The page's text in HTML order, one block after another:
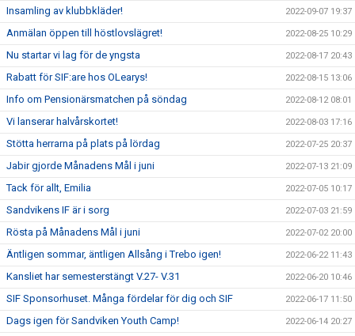
Insamling av klubbkläder! 2022-09-07 19:37
Anmälan öppen till höstlovslägret! 2022-08-25 10:29
Nu startar vi lag för de yngsta 2022-08-17 20:43
Rabatt för SIF:are hos OLearys! 2022-08-15 13:06
Info om Pensionärsmatchen på söndag 2022-08-12 08:01
Vi lanserar halvårskortet! 2022-08-03 17:16
Stötta herrarna på plats på lördag 2022-07-25 20:37
Jabir gjorde Månadens Mål i juni 2022-07-13 21:09
Tack för allt, Emilia 2022-07-05 10:17
Sandvikens IF är i sorg 2022-07-03 21:59
Rösta på Månadens Mål i juni 2022-07-02 20:00
Äntligen sommar, äntligen Allsång i Trebo igen! 2022-06-22 11:43
Kansliet har semesterstängt V.27- V.31 2022-06-20 10:46
SIF Sponsorhuset. Många fördelar för dig och SIF 2022-06-17 11:50
Dags igen för Sandviken Youth Camp! 2022-06-14 20:27